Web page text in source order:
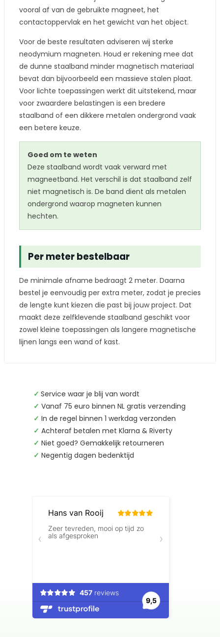
vooral af van de gebruikte magneet, het
contactoppervlak en het gewicht van het object.
Voor de beste resultaten adviseren wij sterke
neodymium magneten. Houd er rekening mee dat
de dunne staalband minder magnetisch materiaal
bevat dan bijvoorbeeld een massieve stalen plaat.
Voor lichte toepassingen werkt dit uitstekend, maar
voor zwaardere belastingen is een bredere
staalband of een dikkere metalen ondergrond vaak
een betere keuze.
Goed om te weten
Deze staalband wordt vaak verward met
magneetband. Het verschil is dat staalband zelf
niet magnetisch is. De band dient als metalen
ondergrond waarop magneten kunnen
hechten.
Per meter bestelbaar
De minimale afname bedraagt 2 meter. Daarna
bestel je eenvoudig per extra meter, zodat je precies
de lengte kunt kiezen die past bij jouw project. Dat
maakt deze zelfklevende staalband geschikt voor
zowel kleine toepassingen als langere magnetische
lijnen langs een wand of kast.
✓ Service waar je blij van wordt
✓ Vanaf 75 euro binnen NL gratis verzending
✓ In de regel binnen 1 werkdag verzonden
✓ Achteraf betalen met Klarna & Riverty
✓ Niet goed? Gemakkelijk retourneren
✓ Negentig dagen bedenktijd